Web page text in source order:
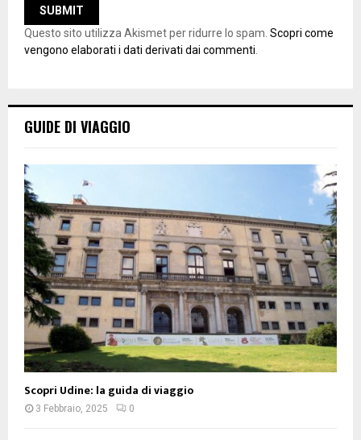
Questo sito utilizza Akismet per ridurre lo spam. Scopri come
vengono elaborati i dati derivati dai commenti
GUIDE DI VIAGGIO
Scopri Udine: la guida di viaggio
3 Febbraio, 2025 0